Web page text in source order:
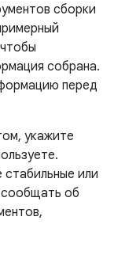
сборки
собрана.
перед
укажите
или
сообщать об